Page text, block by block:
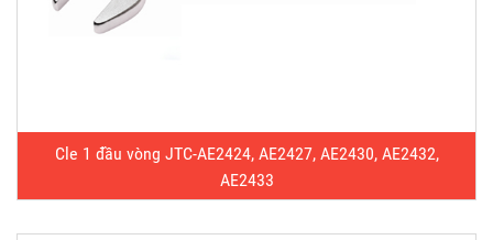
Cle 1 đầu vòng JTC-AE2424, AE2427, AE2430, AE2432,
AE2433